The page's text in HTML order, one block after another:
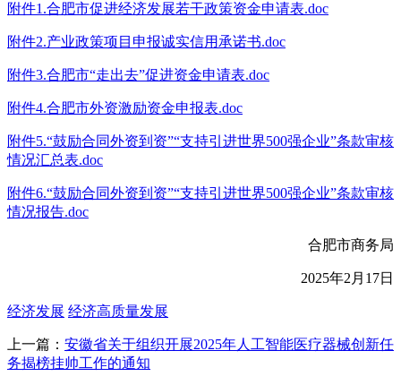
附件1.合肥市促进经济发展若干政策资金申请表.doc
附件2.产业政策项目申报诚实信用承诺书.doc
附件3.合肥市“走出去”促进资金申请表.doc
附件4.合肥市外资激励资金申报表.doc
附件5.“鼓励合同外资到资”“支持引进世界500强企业”条款审核
情况汇总表.doc
附件6.“鼓励合同外资到资”“支持引进世界500强企业”条款审核
情况报告.doc
合肥市商务局
2025年2月17日
经济发展 经济高质量发展
上一篇： 安徽省关于组织开展2025年人工智能医疗器械创新任
务揭榜挂帅工作的通知